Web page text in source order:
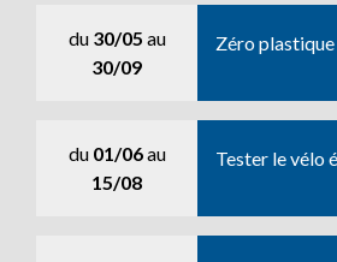
du 30/05 au
30/09
Zéro plastique
du 01/06au
15/08
Tester le vélo